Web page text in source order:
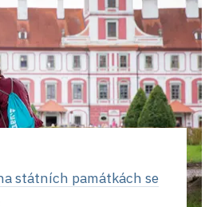
státních památkách se